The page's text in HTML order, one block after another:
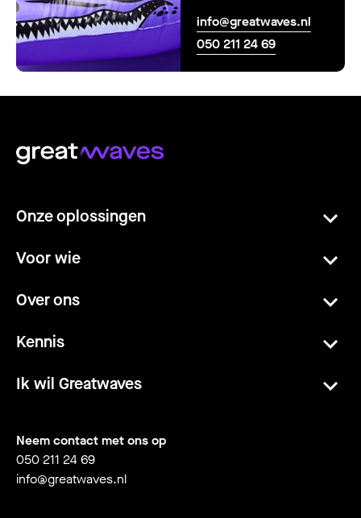
info@greatwaves.nl
050 211 24 69
Onze oplossingen
Voor wie
Over ons
Kennis
Ik wil Greatwaves
Neem contact met ons op
050 211 24 69
info@greatwaves.nl